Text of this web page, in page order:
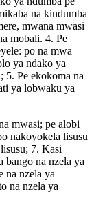
na kindumba
mwana mwasi
mobali. 4. Pe
po na mwa
ya ndako ya
5. Pe ekokoma na
ya lobwaku ya
mwasi; pe alobi
nakoyokela lisusu
7. Kasi
bango na nzela ya
na nzela ya
na nzela ya